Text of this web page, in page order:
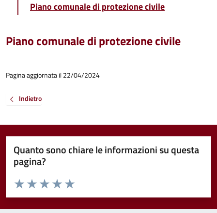
Piano comunale di protezione civile
Piano comunale di protezione civile
Pagina aggiornata il 22/04/2024
Indietro
Quanto sono chiare le informazioni su questa
pagina?
Valuta da 1 a 5 stelle la pagina
Valuta 5 stelle su 5
Valuta 4 stelle su 5
Valuta 3 stelle su 5
Valuta 2 stelle su 5
Valuta 1 stelle su 5